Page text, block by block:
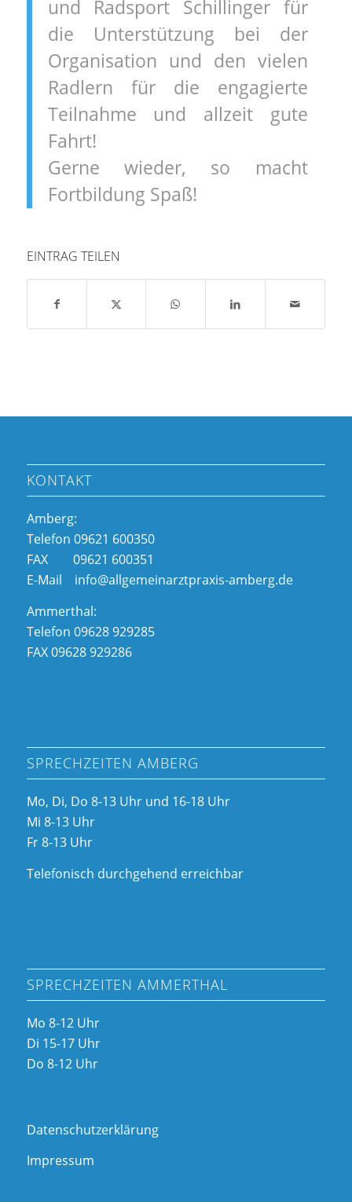
und Radsport Schillinger für
die Unterstützung bei der
Organisation und den vielen
Radlern für die engagierte
Teilnahme und allzeit gute
Fahrt!
Gerne wieder, so macht
Fortbildung Spaß!
EINTRAG TEILEN
KONTAKT
Amberg:
Telefon 09621 600350
FAX 09621 600351
E-Mail info@allgemeinarztpraxis-amberg.de
Ammerthal:
Telefon 09628 929285
FAX 09628 929286
SPRECHZEITEN AMBERG
Mo, Di, Do 8-13 Uhr und 16-18 Uhr
Mi 8-13 Uhr
Fr 8-13 Uhr
Telefonisch durchgehend erreichbar
SPRECHZEITEN AMMERTHAL
Mo 8-12 Uhr
Di 15-17 Uhr
Do 8-12 Uhr
Datenschutzerklärung
Impressum